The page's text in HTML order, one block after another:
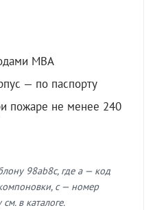
МВА
— по паспорту
пожаре не менее 240
98ab8c, где a — код
c — номер
в каталоге.